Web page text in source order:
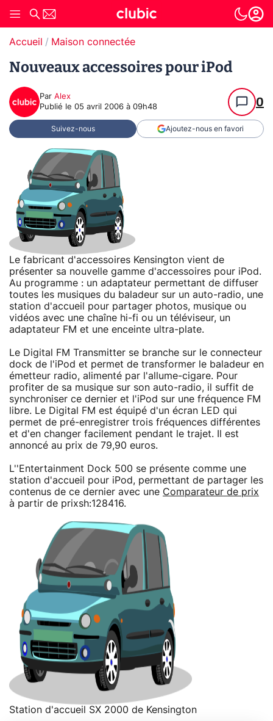
Accueil Maison connectée
Nouveaux accessoires pour iPod
Par Alex
Publié le 05 avril 2006 à 09h48 0
Suivez-nous Ajoutez-nous en favori
Le fabricant d'accessoires Kensington vient de
présenter sa nouvelle gamme d'accessoires pour iPod.
Au programme : un adaptateur permettant de diffuser
toutes les musiques du baladeur sur un auto-radio, une
station d'accueil pour partager photos, musique ou
vidéos avec une chaîne hi-fi ou un téléviseur, un
adaptateur FM et une enceinte ultra-plate.
Le Digital FM Transmitter se branche sur le connecteur
dock de l'iPod et permet de transformer le baladeur en
émetteur radio, alimenté par l'allume-cigare. Pour
profiter de sa musique sur son auto-radio, il suffit de
synchroniser ce dernier et l'iPod sur une fréquence FM
libre. Le Digital FM est équipé d'un écran LED qui
permet de pré-enregistrer trois fréquences différentes
et d'en changer facilement pendant le trajet. Il est
annoncé au prix de 79,90 euros.
L''Entertainment Dock 500 se présente comme une
station d'accueil pour iPod, permettant de partager les
contenus de ce dernier avec une Comparateur de prix
à partir de prixsh:128416.
Station d'accueil SX 2000 de Kensington